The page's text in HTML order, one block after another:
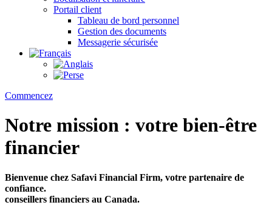
Portail client
Tableau de bord personnel
Gestion des documents
Messagerie sécurisée
Commencez
Notre mission : votre bien-être
financier
Bienvenue chez Safavi Financial Firm, votre partenaire de
confiance.
conseillers financiers au Canada.